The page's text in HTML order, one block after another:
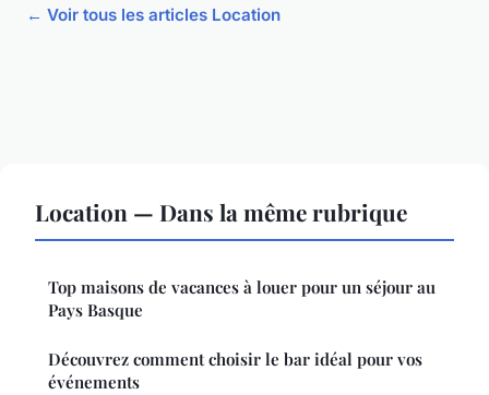
← Voir tous les articles Location
Location — Dans la même rubrique
Top maisons de vacances à louer pour un séjour au
Pays Basque
Découvrez comment choisir le bar idéal pour vos
événements